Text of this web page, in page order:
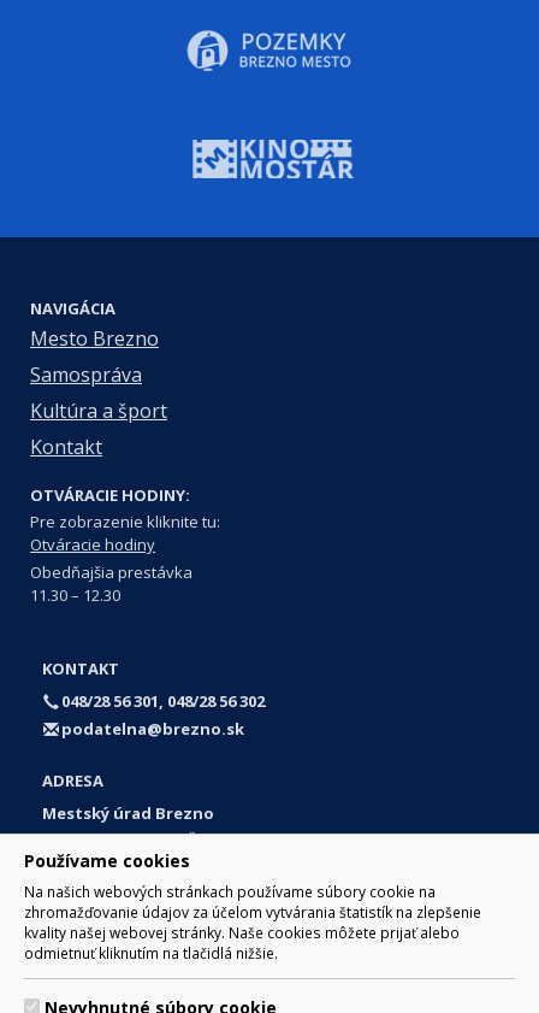
Používame cookies
Na našich webových stránkach používame súbory cookie na
zhromažďovanie údajov za účelom vytvárania štatistík na zlepšenie
kvality našej webovej stránky. Naše cookies môžete prijať alebo
odmietnuť kliknutím na tlačidlá nižšie.
Nevyhnutné súbory cookie
NAVIGÁCIA
Mesto Brezno
Samospráva
Kultúra a šport
Kontakt
OTVÁRACIE HODINY:
Pre zobrazenie kliknite tu:
Otváracie hodiny
Obedňajšia prestávka
11.30 – 12.30
KONTAKT
048/28 56 301, 048/28 56 302
podatelna@brezno.sk
ADRESA
Mestský úrad Brezno
Námestie gen. M. R. Štefánika 1
977 01 Brezno
Slovakia (Slovak Republic)